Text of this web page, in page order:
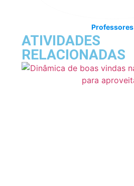
Professores
ATIVIDADES
RELACIONADAS